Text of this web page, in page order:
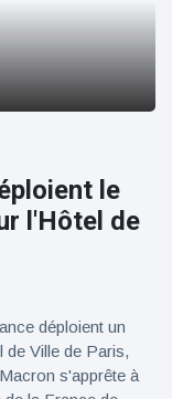
le
l'Hôtel de
déploient un
de Ville de Paris,
s'apprête à